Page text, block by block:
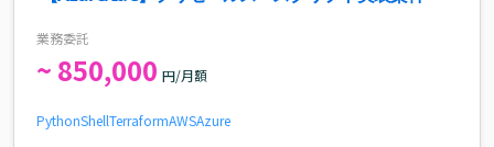
業務委託
~ 850,000 円/月額
PythonShellTerraformAWSAzure